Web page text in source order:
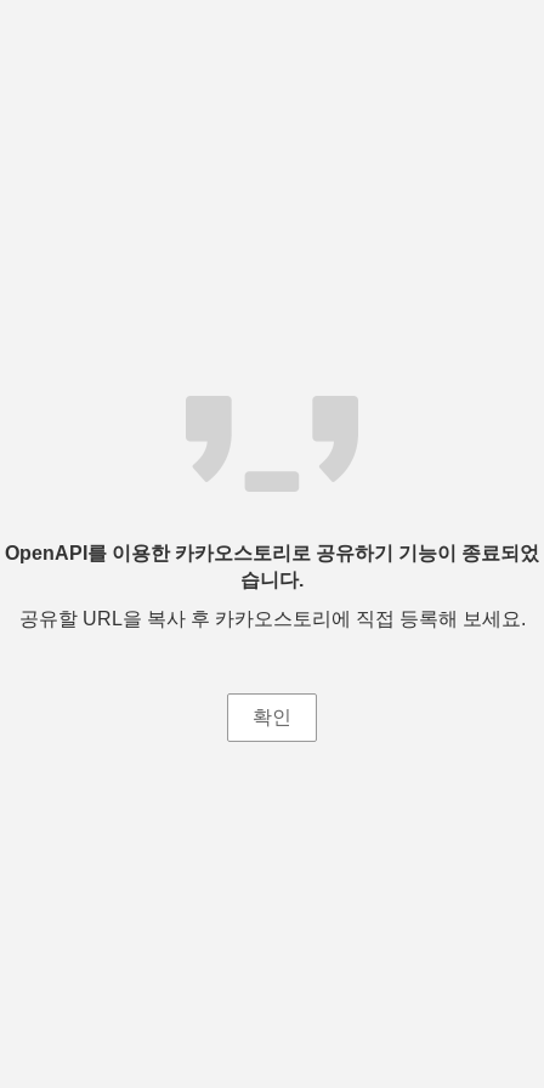
OpenAPI를 이용한 카카오스토리로 공유하기 기능이 종료되었
습니다.
공유할 URL을 복사 후 카카오스토리에 직접 등록해 보세요.
확인